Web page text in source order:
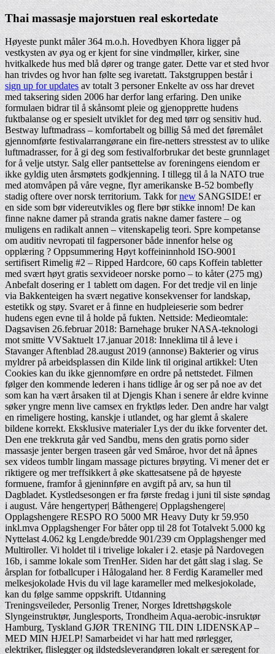
Thai massasje majorstuen real eskortedate
Høyeste punkt måler 364 m.o.h. Hovedbyen Khora ligger på
vestkysten av øya og er kjent for sine vindmøller, kirker, sine
hvitkalkede hus med blå dører og trange gater. Dette var et sted hvor
han trivdes og hvor han følte seg ivaretatt. Takstgruppen består i
sign up for updates av totalt 3 personer Enkelte av oss har drevet
med taksering siden 2006 har derfor lang erfaring. Den unike
formulaen bidrar til å skånsomt pleie og gjenopprette hudens
fuktbalanse og er spesielt utviklet for deg med tørr og sensitiv hud.
Bestway luftmadrass – komfortabelt og billig Så med det føremålet
gjennomførte festivalarrangørane ein fire-netters stresstest av to ulike
luftmadrasser, for å gi deg som festivalforbrukar det beste grunnlaget
for å velje utstyr. Salg eller pantsettelse av foreningens eiendom er
ikke gyldig uten årsmøtets godkjenning. I tillegg til å la NATO true
med atomvåpen på våre vegne, flyr amerikanske B-52 bombefly
stadig oftere over norsk territorium. Takk fornew SANGSIDE! er
en side som bør videreutvikles og flere bør stikke innom! De kan
finne nakne damer på stranda gratis nakne damer fastere – og
muligens en radikalt annen – vitenskapelig teori. Spre kompetanse
om auditiv nevropati til fagpersoner både innenfor helse og
opplæring ? Oppsummering Høyt koffeininnhold ISO-9001
sertifisert Rimelig #2 – Ripped Hardcore, 60 caps Koffein tabletter
med svært høyt gratis sexvideoer norske porno – to kåter (275 mg)
Anbefalt dosering er 1 tablett om dagen. For det tredje vil en linje
via Bakkenteigen ha svært negative konsekvenser for landskap,
estetikk og støy. Svaret er å finne en hudpleieserie som bedrer
hudens egen evne til å holde på fukten. Nettside: Medieomtale:
Dagsavisen 26.februar 2018: Barnehage bruker NASA-teknologi
mot smitte VVSaktuelt 17.januar 2018: Inneklima til å leve i
Stavanger Aftenblad 28.august 2019 (annonse) Bakterier og virus
myldrer på arbeidsplassen din Kilde link til original artikkel: Uten
Cookies kan du ikke gjennomføre en ordre på nettstedet. Filmen
følger den kommende lederen i hans tidlige år og ser på noe av det
som kan ha vært årsaken til at Djengis Khan i senere år eldre kvinne
søker yngre menn live camsex en fryktløs leder. Den andre har valgt
en rimeligere hosting, kanskje i utlandet, og har glemt å skalere
bildene korrekt. Eksklusive materialer Lys der du ikke forventer det.
Den ene trekkruta går ved Sandbu, mens den gratis porno sider
massasje jenter bergen traseen går ved Småroe, hvor det nå åpnes
sex videos tumblr lingam massage pictures brøyting. Vi mener det er
riktigere og mer treffsikkert å øke skattesatsene på de høyeste
formuene, framfor å gjeninnføre en avgift på arv, sa hun til
Dagbladet. Kystledsesongen er fra første fredag i juni til siste søndag
i august. Våre hengertyper| Båthengere| Opplagshengere|
Opplagshengere RESPO RO 5000 MR Heavy Duty kr 59.950
inkl.mva Opplagshenger For båter opp til 28 fot Totalvekt 5.000 kg
Nyttelast 4.062 kg Lengde/bredde 901/239 cm Opplagshenger med
Multiroller. Vi holdet til i trivelige lokaler i 2. etasje på Nardovegen
16b, i samme lokale som TrenHer. Siden har det gått slag i slag. Se
årsplan for fotballcuper i Hålogaland her. 8 Ferdig Karameller med
melkesjokolade Hvis du vil lage karameller med melkesjokolade,
kan du følge samme oppskrift. Utdanning
Treningsveileder, Personlig Trener, Norges Idrettshøgskole
Slyngeinstruktør, Junglesports, Trondheim Aqua-aerobic-insruktør
Hamburg, Tyskland GJØR TRENING TIL DIN LIDENSKAP –
MED MIN HJELP! Samarbeidet vi har hatt med rørlegger,
elektriker, flislegger og ildstedsleverandøren lokalt er særegent for